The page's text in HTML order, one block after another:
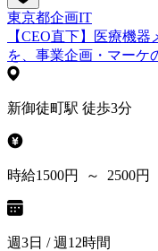
東京都企画IT
【CEO直下】医療機器
を、事業企画・マーケ
新御徒町駅 徒歩3分
時給1500円 ～ 2500円
週3日 / 週12時間